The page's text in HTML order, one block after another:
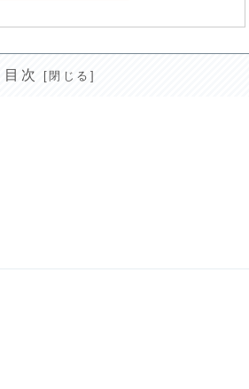
目次